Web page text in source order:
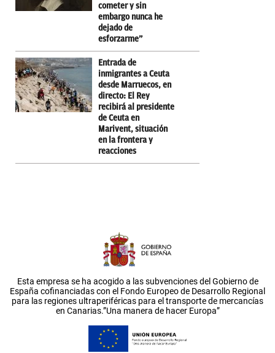
cometer y sin
embargo nunca he
dejado de
esforzarme”
Entrada de
inmigrantes a Ceuta
desde Marruecos, en
directo: El Rey
recibirá al presidente
de Ceuta en
Marivent, situación
en la frontera y
reacciones
Esta empresa se ha acogido a las subvenciones del Gobierno de
España cofinanciadas con el Fondo Europeo de Desarrollo Regional
para las regiones ultraperiféricas para el transporte de mercancías
en Canarias.”Una manera de hacer Europa”